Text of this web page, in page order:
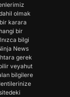
olmak
karara
bir
bilgi
News
gerek
veyahut
bilgilere